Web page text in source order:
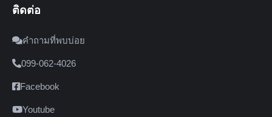
ติดต่อ
คำถามที่พบบ่อย
099-062-4026
Facebook
Youtube